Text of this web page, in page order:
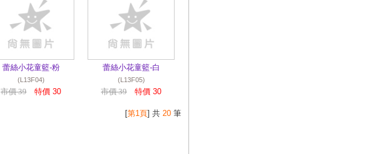
蕾絲小花童籃-粉
(L13F04)
市價 39 特價 30
蕾絲小花童籃-白
(L13F05)
市價 39 特價 30
[第1頁] 共 20 筆